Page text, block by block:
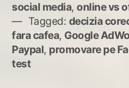
social media, online vs
Tagged: decizia
fara cafea, Google
Paypal, promovare pe
test